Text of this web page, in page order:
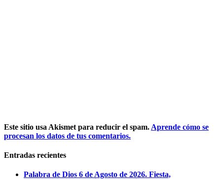
Este sitio usa Akismet para reducir el spam. Aprende cómo se
procesan los datos de tus comentarios.
Entradas recientes
Palabra de Dios 6 de Agosto de 2026. Fiesta,